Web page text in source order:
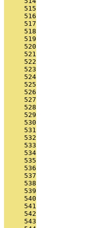
     515
     516
     517
     518
     519
     520
     521
     522
     523
     524
     525
     526
     527
     528
     529
     530
     531
     532
     533
     534
     535
     536
     537
     538
     539
     540
     541
     542
     543